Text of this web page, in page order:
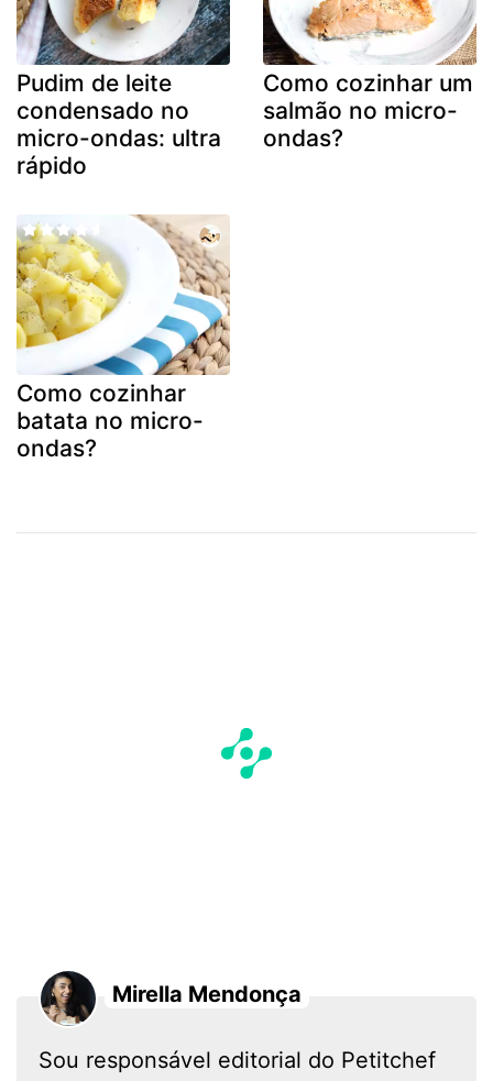
Pudim de leite
condensado no
micro-ondas: ultra
rápido
Como cozinhar um
salmão no micro-
ondas?
Como cozinhar
batata no micro-
ondas?
Mirella Mendonça
Sou responsável editorial do Petitchef